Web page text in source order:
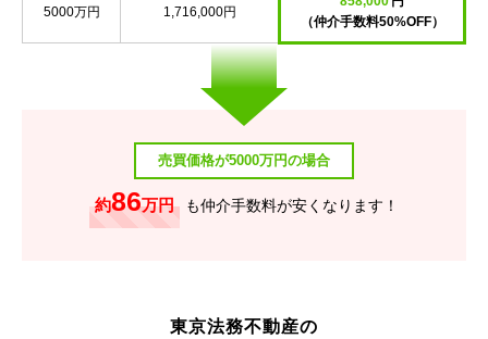
5000万円 1,716,000円
（仲介手数料50%OFF）
売買価格が5000万円の場合
約86万円 も仲介手数料が安くなります！
東京法務不動産の